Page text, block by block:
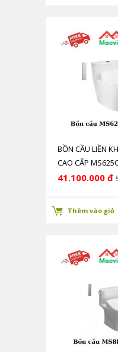
BỒN CẦU LIỀN
CAO CẤP
HÃNG GIÁ RẺ
41.100.000 đ
Thêm vào giỏ